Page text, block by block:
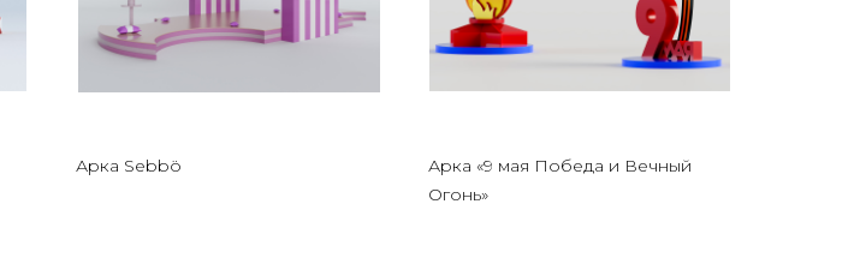
Арка Sebbö
Арка «9 мая Победа и Вечный
Огонь»